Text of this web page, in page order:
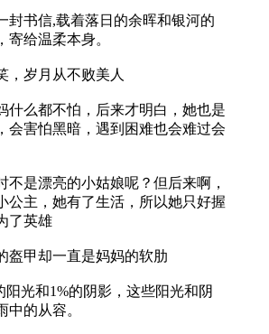
封书信,载着落日的余晖和银河的
寄给温柔本身。
，岁月从不败美人
什么都不怕，后来才明白，她也是
会害怕黑暗，遇到困难也会难过会
不是漂亮的小姑娘呢？但后来啊，
公主，她有了生活，所以她只好握
了英雄
盔甲却一直是妈妈的软肋
阳光和1%的阴影，这些阳光和阴
中的从容。